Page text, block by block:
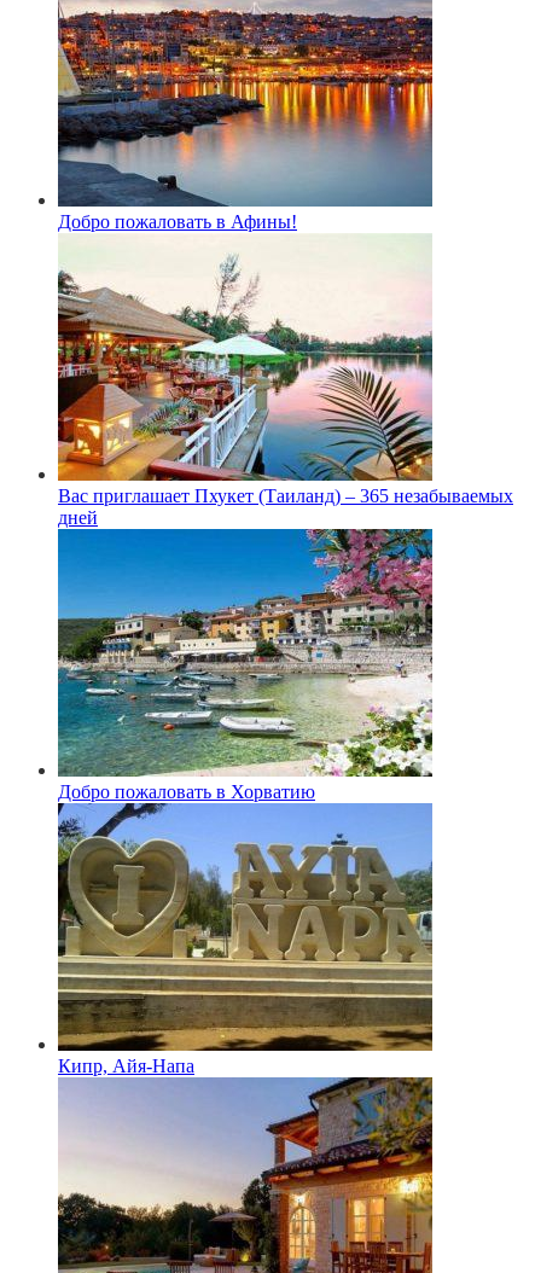
Добро пожаловать в Афины!
Вас приглашает Пхукет (Таиланд) – 365 незабываемых
дней
Добро пожаловать в Хорватию
Кипр, Айя-Напа